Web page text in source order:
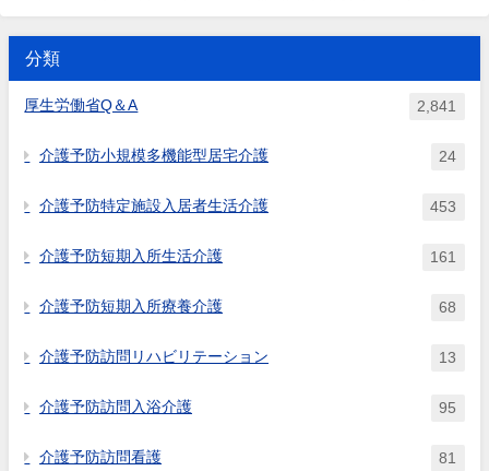
施は可能か。
実施期間中に入院等のために...
からそれ以外の地域（又はその
逆）に居住地が変わった場合、
分類
厚生労働省Q＆A 2,841
介護予防小規模多機能型居宅介護 24
介護予防特定施設入居者生活介護 453
介護予防短期入所生活介護 161
介護予防短期入所療養介護 68
介護予防訪問リハビリテーション 13
介護予防訪問入浴介護 95
介護予防訪問看護 81